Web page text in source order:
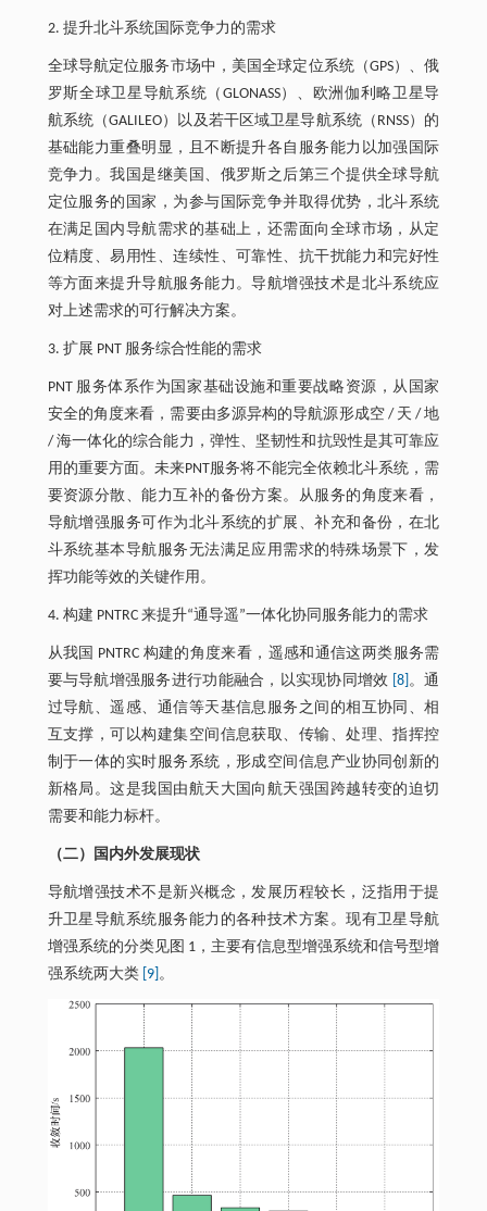
2. 提升北斗系统国际竞争力的需求
全球导航定位服务市场中，美国全球定位系统（GPS）、俄
罗斯全球卫星导航系统（GLONASS）、欧洲伽利略卫星导
航系统（GALILEO）以及若干区域卫星导航系统（RNSS）的
基础能力重叠明显，且不断提升各自服务能力以加强国际
竞争力。我国是继美国、俄罗斯之后第三个提供全球导航
定位服务的国家，为参与国际竞争并取得优势，北斗系统
在满足国内导航需求的基础上，还需面向全球市场，从定
位精度、易用性、连续性、可靠性、抗干扰能力和完好性
等方面来提升导航服务能力。导航增强技术是北斗系统应
对上述需求的可行解决方案。
3. 扩展 PNT 服务综合性能的需求
PNT 服务体系作为国家基础设施和重要战略资源，从国家
安全的角度来看，需要由多源异构的导航源形成空 / 天 / 地
/ 海一体化的综合能力，弹性、坚韧性和抗毁性是其可靠应
用的重要方面。未来PNT服务将不能完全依赖北斗系统，需
要资源分散、能力互补的备份方案。从服务的角度来看，
导航增强服务可作为北斗系统的扩展、补充和备份，在北
斗系统基本导航服务无法满足应用需求的特殊场景下，发
挥功能等效的关键作用。
4. 构建 PNTRC 来提升“通导遥”一体化协同服务能力的需求
从我国 PNTRC 构建的角度来看，遥感和通信这两类服务需
要与导航增强服务进行功能融合，以实现协同增效 [8] 。通
过导航、遥感、通信等天基信息服务之间的相互协同、相
互支撑，可以构建集空间信息获取、传输、处理、指挥控
制于一体的实时服务系统，形成空间信息产业协同创新的
新格局。这是我国由航天大国向航天强国跨越转变的迫切
需要和能力标杆。
（二）国内外发展现状
导航增强技术不是新兴概念，发展历程较长，泛指用于提
升卫星导航系统服务能力的各种技术方案。现有卫星导航
增强系统的分类见图 1，主要有信息型增强系统和信号型增
强系统两大类 [9] 。